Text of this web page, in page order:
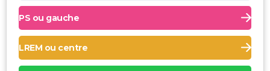
PS ou gauche
LREM ou centre